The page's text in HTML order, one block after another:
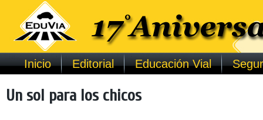
Inicio Editorial Educación Vial
Un sol para los chicos